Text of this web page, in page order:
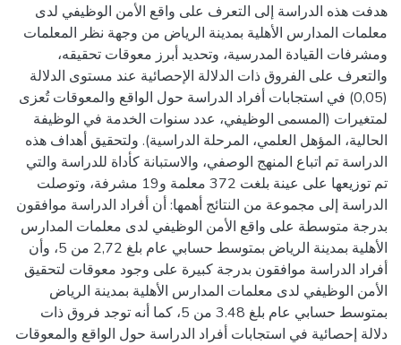
هدفت هذه الدراسة إلى التعرف على واقع الأمن الوظيفي لدى
معلمات المدارس الأهلية بمدينة الرياض من وجهة نظر المعلمات
ومشرفات القيادة المدرسية، وتحديد أبرز معوقات تحقيقه،
والتعرف على الفروق ذات الدلالة الإحصائية عند مستوى الدلالة
(0,05) في استجابات أفراد الدراسة حول الواقع والمعوقات تُعزى
لمتغيرات (المسمى الوظيفي، عدد سنوات الخدمة في الوظيفة
الحالية، المؤهل العلمي، المرحلة الدراسية). ولتحقيق أهداف هذه
الدراسة تم اتباع المنهج الوصفي، والاستبانة كأداة للدراسة والتي
تم توزيعها على عينة بلغت 372 معلمة و19 مشرفة، وتوصلت
الدراسة إلى مجموعة من النتائج أهمها: أن أفراد الدراسة موافقون
بدرجة متوسطة على واقع الأمن الوظيفي لدى معلمات المدارس
الأهلية بمدينة الرياض بمتوسط حسابي عام بلغ 2,72 من 5، وأن
أفراد الدراسة موافقون بدرجة كبيرة على وجود معوقات لتحقيق
الأمن الوظيفي لدى معلمات المدارس الأهلية بمدينة الرياض
بمتوسط حسابي عام بلغ 3.48 من 5، كما أنه توجد فروق ذات
دلالة إحصائية في استجابات أفراد الدراسة حول الواقع والمعوقات